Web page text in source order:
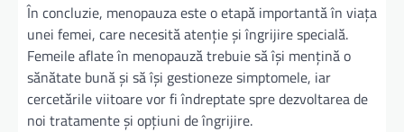
În concluzie, menopauza este o etapă importantă în viața
unei femei, care necesită atenție și îngrijire specială.
Femeile aflate în menopauză trebuie să își mențină o
sănătate bună și să își gestioneze simptomele, iar
cercetările viitoare vor fi îndreptate spre dezvoltarea de
noi tratamente și opțiuni de îngrijire.